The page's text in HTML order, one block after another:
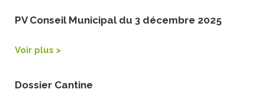
PV Conseil Municipal du 3 décembre 2025
Voir plus >
Dossier Cantine